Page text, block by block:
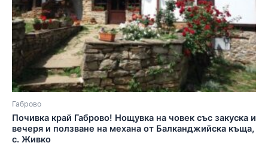
Габрово
Почивка край Габрово! Нощувка на човек със закуска и
вечеря и ползване на механа от Балканджийска къща,
с. Живко